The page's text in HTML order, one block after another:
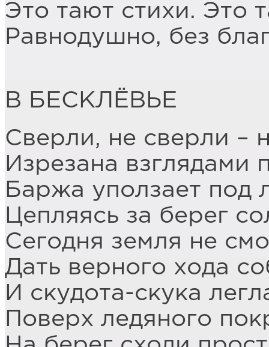
Это тают стихи. Это
Равнодушно, без
В БЕСКЛЁВЬЕ
Сверли, не сверли –
Изрезана взглядами
Баржа уползает под
Цепляясь за берег
Сегодня земля не
Дать верного хода
И скудота-скука
Поверх ледяного